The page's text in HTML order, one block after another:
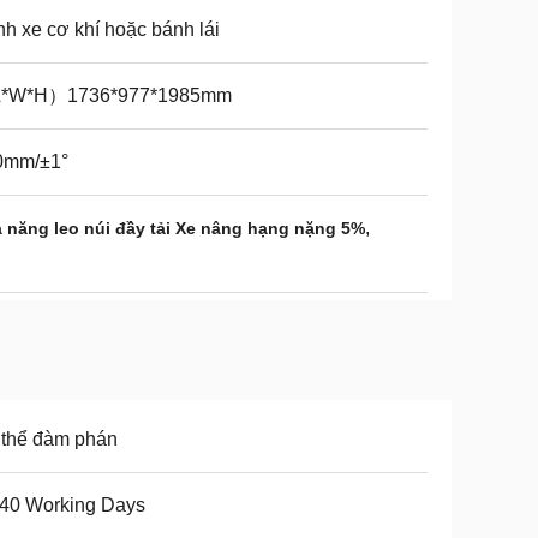
xe cơ khí hoặc bánh lái
）1736*977*1985mm
±1°
năng leo núi đầy tải Xe nâng hạng nặng 5%,
đàm phán
Working Days